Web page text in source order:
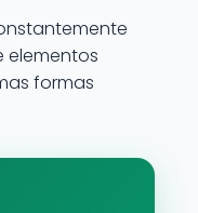
elementos
formas